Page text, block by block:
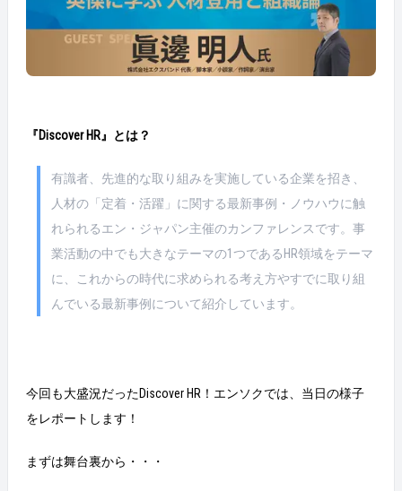
『Discover HR』とは？
有識者、先進的な取り組みを実施している企業を招き、
人材の「定着・活躍」に関する最新事例・ノウハウに触
れられるエン・ジャパン主催のカンファレンスです。事
業活動の中でも大きなテーマの1つであるHR領域をテーマ
に、これからの時代に求められる考え方やすでに取り組
んでいる最新事例について紹介しています。
今回も大盛況だったDiscover HR！エンソクでは、当日の様子
をレポートします！
まずは舞台裏から・・・